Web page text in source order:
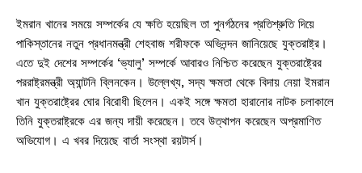
ইমরান খানের সময়ে সম্পর্কের যে ক্ষতি হয়েছিল তা পুনর্গঠনের প্রতিশ্রুতি দিয়ে
পাকিস্তানের নতুন প্রধানমন্ত্রী শেহবাজ শরীফকে অভিনন্দন জানিয়েছে যুক্তরাষ্ট্র।
এতে দুই দেশের সম্পর্কের ‘ভ্যালু’ সম্পর্কে আবারও নিশ্চিত করেছেন যুক্তরাষ্ট্রের
পররাষ্ট্রমন্ত্রী অ্যান্টনি ব্লিনকেন। উল্লেখ্য, সদ্য ক্ষমতা থেকে বিদায় নেয়া ইমরান
খান যুক্তরাষ্ট্রের ঘোর বিরোধী ছিলেন। একই সঙ্গে ক্ষমতা হারানোর নাটক চলাকালে
তিনি যুক্তরাষ্ট্রকে এর জন্য দায়ী করেছেন। তবে উত্থাপন করেছেন অপ্রমাণিত
অভিযোগ। এ খবর দিয়েছে বার্তা সংস্থা রয়টার্স।